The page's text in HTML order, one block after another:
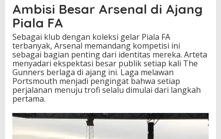
Ambisi Besar Arsenal di Ajang
Piala FA
Sebagai klub dengan koleksi gelar Piala FA
terbanyak, Arsenal memandang kompetisi ini
sebagai bagian penting dari identitas mereka. Arteta
menyadari ekspektasi besar publik setiap kali The
Gunners berlaga di ajang ini. Laga melawan
Portsmouth menjadi pengingat bahwa setiap
perjalanan menuju trofi selalu dimulai dari langkah
pertama.